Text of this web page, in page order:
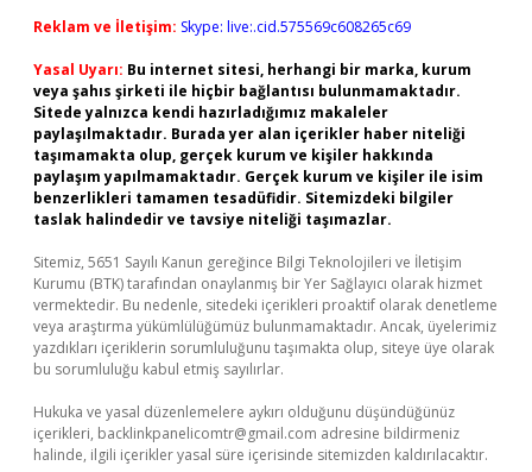
Reklam ve İletişim: Skype: live:.cid.575569c608265c69
Yasal Uyarı: Bu internet sitesi, herhangi bir marka, kurum
veya şahıs şirketi ile hiçbir bağlantısı bulunmamaktadır.
Sitede yalnızca kendi hazırladığımız makaleler
paylaşılmaktadır. Burada yer alan içerikler haber niteliği
taşımamakta olup, gerçek kurum ve kişiler hakkında
paylaşım yapılmamaktadır. Gerçek kurum ve kişiler ile isim
benzerlikleri tamamen tesadüfidir. Sitemizdeki bilgiler
taslak halindedir ve tavsiye niteliği taşımazlar.
Sitemiz, 5651 Sayılı Kanun gereğince Bilgi Teknolojileri ve İletişim
Kurumu (BTK) tarafından onaylanmış bir Yer Sağlayıcı olarak hizmet
vermektedir. Bu nedenle, sitedeki içerikleri proaktif olarak denetleme
veya araştırma yükümlülüğümüz bulunmamaktadır. Ancak, üyelerimiz
yazdıkları içeriklerin sorumluluğunu taşımakta olup, siteye üye olarak
bu sorumluluğu kabul etmiş sayılırlar.
Hukuka ve yasal düzenlemelere aykırı olduğunu düşündüğünüz
içerikleri, backlinkpanelicomtr@gmail.com adresine bildirmeniz
halinde, ilgili içerikler yasal süre içerisinde sitemizden kaldırılacaktır.